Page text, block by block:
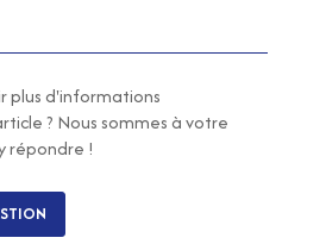
plus d'informations
? Nous sommes à votre
répondre !